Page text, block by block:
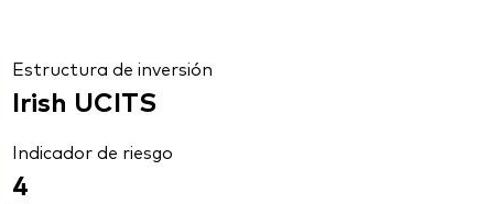
Estructura de inversión
Irish UCITS
Indicador de riesgo
4